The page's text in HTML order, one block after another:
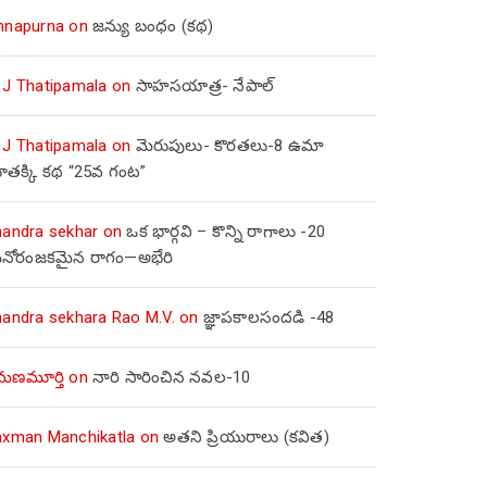
onజన్యు బంధం (కథ)
Thatipamala on సాహసయాత్ర- నేపాల్‌
Thatipamala on మెరుపులు- కొరతలు-8 ఉమా
కథ “25వ గంట”
sekhar onఒక భార్గవి – కొన్ని రాగాలు -20
రాగం—అభేరి
sekhara Rao M.V. on జ్ఞాపకాలసందడి -48
onనారి సారించిన నవల-10
Manchikatla onఅతని ప్రియురాలు (కవిత)